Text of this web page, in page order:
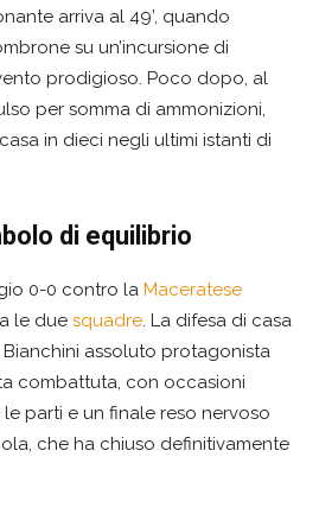
arriva al 49’, quando
su un’incursione di
prodigioso. Poco dopo, al
per somma di ammonizioni,
in dieci negli ultimi istanti di
di equilibrio
0-0 contro la Maceratese
le due squadre. La difesa di casa
assoluto protagonista
combattuta, con occasioni
parti e un finale reso nervoso
che ha chiuso definitivamente